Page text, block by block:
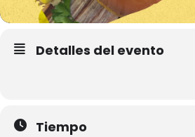
Detalles del evento
Tiempo